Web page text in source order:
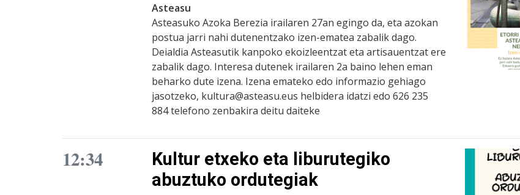
Asteasu
Asteasuko Azoka Berezia irailaren 27an egingo da, eta azokan
postua jarri nahi dutenentzako izen-ematea zabalik dago.
Deialdia Asteasutik kanpoko ekoizleentzat eta artisauentzat ere
zabalik dago. Interesa dutenek irailaren 2a baino lehen eman
beharko dute izena. Izena emateko edo informazio gehiago
jasotzeko, kultura@asteasu.eus helbidera idatzi edo 626 235
884 telefono zenbakira deitu daiteke
12:34
Kultur etxeko eta liburutegiko
abuztuko ordutegiak